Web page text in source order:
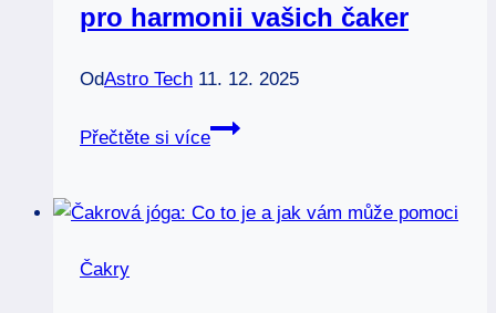
zdraví
pro harmonii vašich čaker
OdAstro Tech 11. 12. 2025
Přečtěte si více
Čakrové
pro
Čakry